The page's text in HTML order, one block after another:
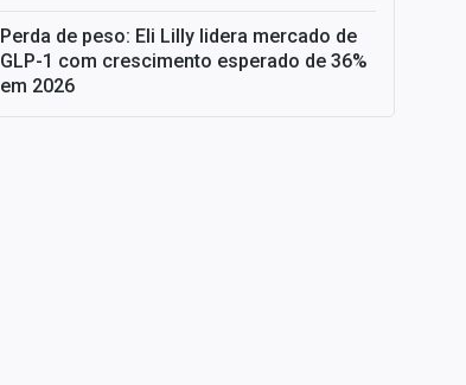
Perda de peso: Eli Lilly lidera mercado de
GLP-1 com crescimento esperado de 36%
em 2026